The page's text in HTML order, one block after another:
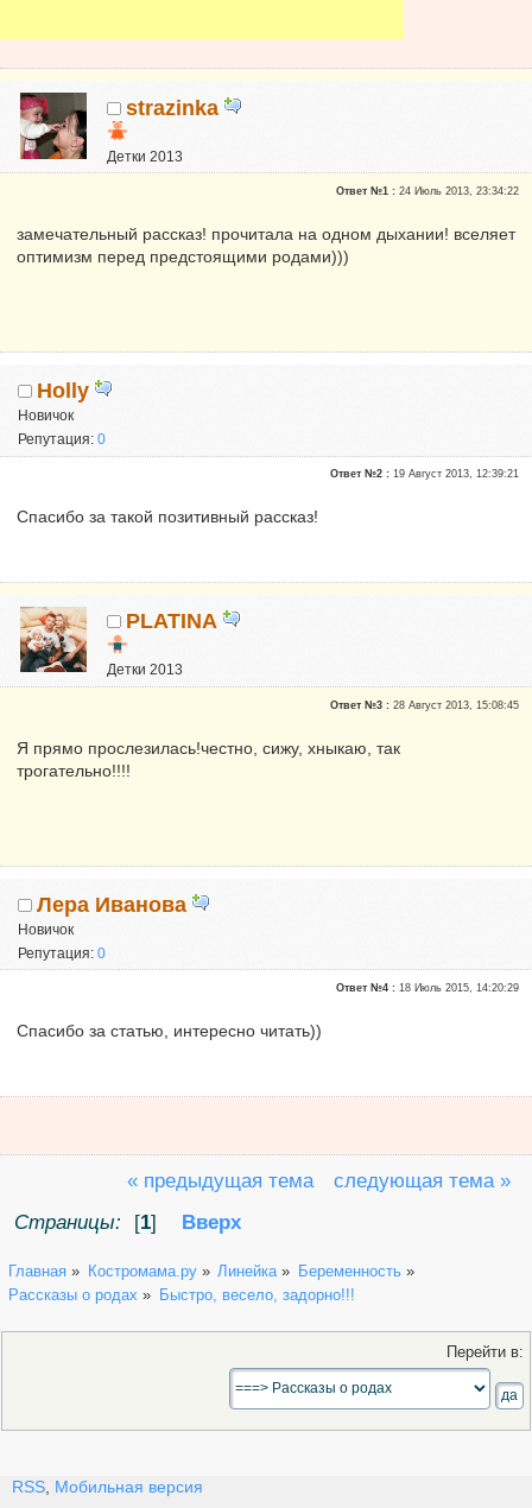
strazinka
Детки 2013
Репутация:
Вика, мама Аделины
Ответ №1 :24 Июль 2013, 23:34:22
замечательный рассказ! прочитала на одном дыхании! вселяет
оптимизм перед предстоящими родами)))
Holly
Новичок
Репутация:0
Ответ №2 :19 Август 2013, 12:39:21
Спасибо за такой позитивный рассказ!
PLATINA
Детки 2013
10
Ответ №3 :28 Август 2013, 15:08:45
Я прямо прослезилась!честно, сижу, хныкаю, так
трогательно!!!!
Лера Иванова
Новичок
Репутация:0
Ответ №4 :18 Июль 2015, 14:20:29
Спасибо за статью, интересно читать))
« предыдущая тема
следующая тема »
Страницы:
[1] Вверх
Главная » Костромама.ру» Линейка » Беременность»
Рассказы о родах » Быстро, весело, задорно!!!
Перейти в:
RSS Мобильная версия